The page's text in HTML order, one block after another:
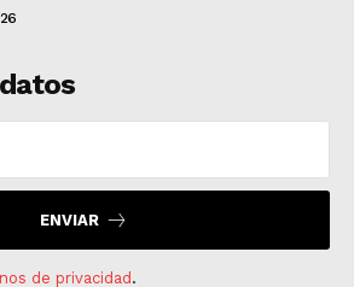
ENVIAR
de privacidad .